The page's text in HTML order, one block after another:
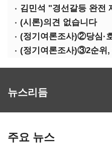
(시론)의견 없습니다
뉴스리듬
주요 뉴스